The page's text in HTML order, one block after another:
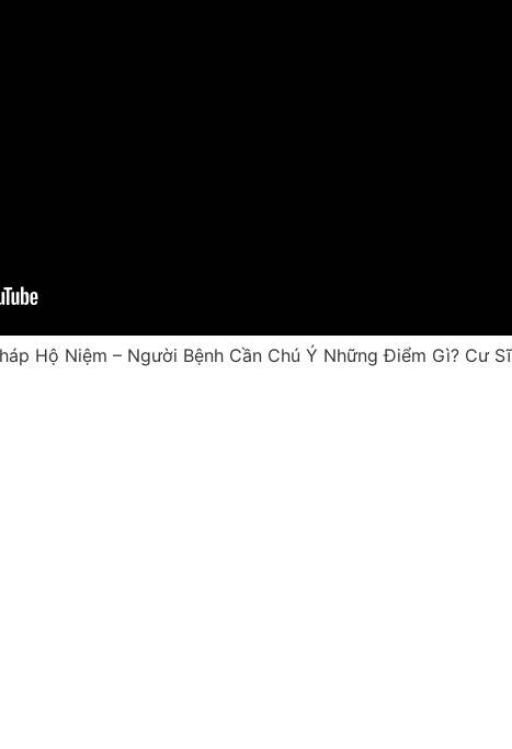
Hộ Niệm – Người Bệnh Cần Chú Ý Những Điểm Gì? Cư Sĩ